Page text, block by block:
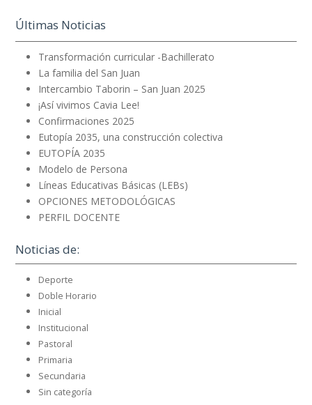
Últimas Noticias
Transformación curricular -Bachillerato
La familia del San Juan
Intercambio Taborin – San Juan 2025
¡Así vivimos Cavia Lee!
Confirmaciones 2025
Eutopía 2035, una construcción colectiva
EUTOPÍA 2035
Modelo de Persona
Líneas Educativas Básicas (LEBs)
OPCIONES METODOLÓGICAS
PERFIL DOCENTE
Noticias de:
Deporte
Doble Horario
Inicial
Institucional
Pastoral
Primaria
Secundaria
Sin categoría